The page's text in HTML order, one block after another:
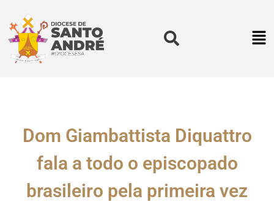
Dom Giambattista Diquattro
fala a todo o episcopado
brasileiro pela primeira vez